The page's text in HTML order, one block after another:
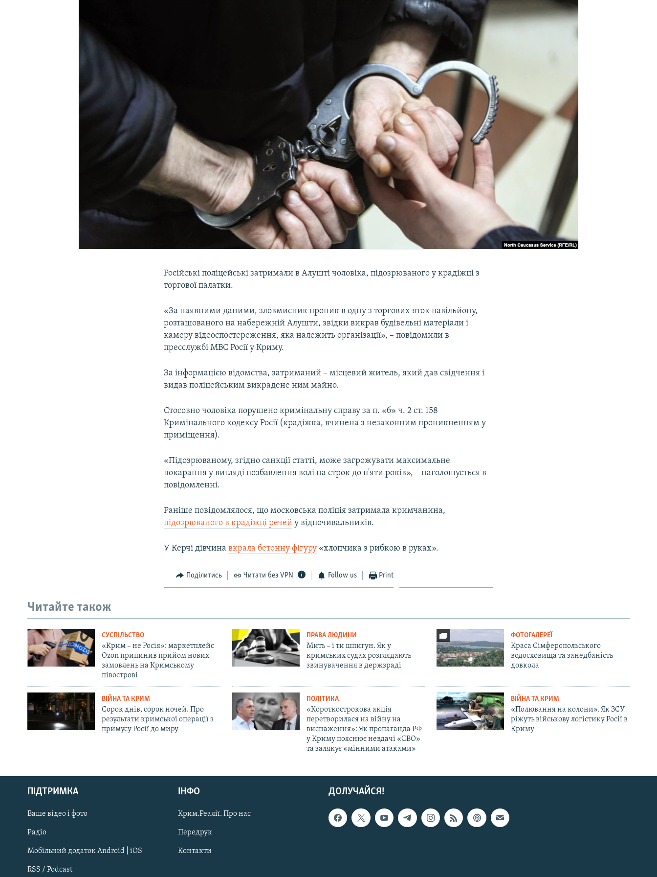
УКРАЇНСЬКА ПРОБЛЕМА КРИМУ
Русский
Qırımtatar
ДОЛУЧАЙСЯ!
Російські поліцейські затримали в Алушті чоловіка, підозрюваного у крадіжці з
торгової палатки.
«За наявними даними, зловмисник проник в одну з торгових яток павільйону,
розташованого на набережній Алушти, звідки викрав будівельні матеріали і
камеру відеоспостереження, яка належить організації», – повідомили в
пресслужбі МВС Росії у Криму.
За інформацією відомства, затриманий – місцевий житель, який дав свідчення і
видав поліцейським викрадене ним майно.
Стосовно чоловіка порушено кримінальну справу за п. «б» ч. 2 ст. 158
Кримінального кодексу Росії (крадіжка, вчинена з незаконним проникненням у
приміщення).
«Підозрюваному, згідно санкції статті, може загрожувати максимальне
покарання у вигляді позбавлення волі на строк до п'яти років», – наголошується в
повідомленні.
Раніше повідомлялося, що московська поліція затримала кримчанина,
підозрюваного в крадіжці речей у відпочивальників.
У Керчі дівчинавкрала бетонну фігуру «хлопчика з рибкою в руках».
Поділитись Читати без VPN Follow us Print
Читайте також
СУСПІЛЬСТВО
«Крим – не Росія»: маркетплейс
Ozon припинив прийом нових
замовлень на Кримському
півострові
ПРАВА ЛЮДИНИ
Мить – і ти шпигун. Як у
кримських судах розглядають
звинувачення в держзраді
ФОТОГАЛЕРЕЇ
Краса Сімферопольського
водосховища та занедбаність
довкола
ВІЙНА ТА КРИМ
Сорок днів, сорок ночей. Про
результати кримської операції з
примусу Росії до миру
ПОЛІТИКА
«Короткострокова акція
перетворилася на війну на
виснаження»: Як пропаганда РФ
у Криму пояснює невдачі «СВО»
та залякує «мінними атаками»
ВІЙНА ТА КРИМ
«Полювання на колони». Як ЗСУ
ріжуть військову логістику Росії в
Криму
ДОЛУЧАЙСЯ!
ПІДТРИМКА
Ваше відео і фото
Радіо
Мобільний додаток Android | iOS
RSS / Podcast
ІНФО
Крим.Реалії. Про нас
Передрук
Контакти